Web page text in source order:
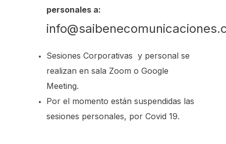
personales a:
Sesiones Corporativas y personal se
realizan en sala Zoom o Google
Meeting.
Por el momento están suspendidas las
sesiones personales, por Covid 19.